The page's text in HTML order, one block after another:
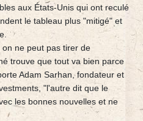
aux États-Unis qui ont reculé
le tableau plus "mitigé" et
ne peut pas tirer de
trouve que tout va bien parce
Adam Sarhan, fondateur et
"l'autre dit que le
les bonnes nouvelles et ne